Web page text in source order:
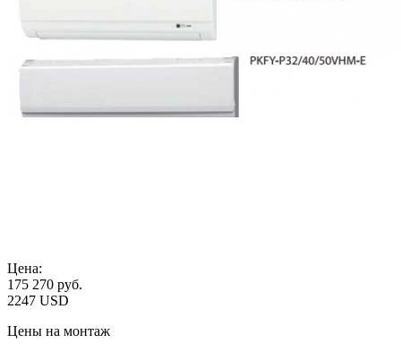
Цена:
175 270 руб.
2247 USD
Цены на монтаж